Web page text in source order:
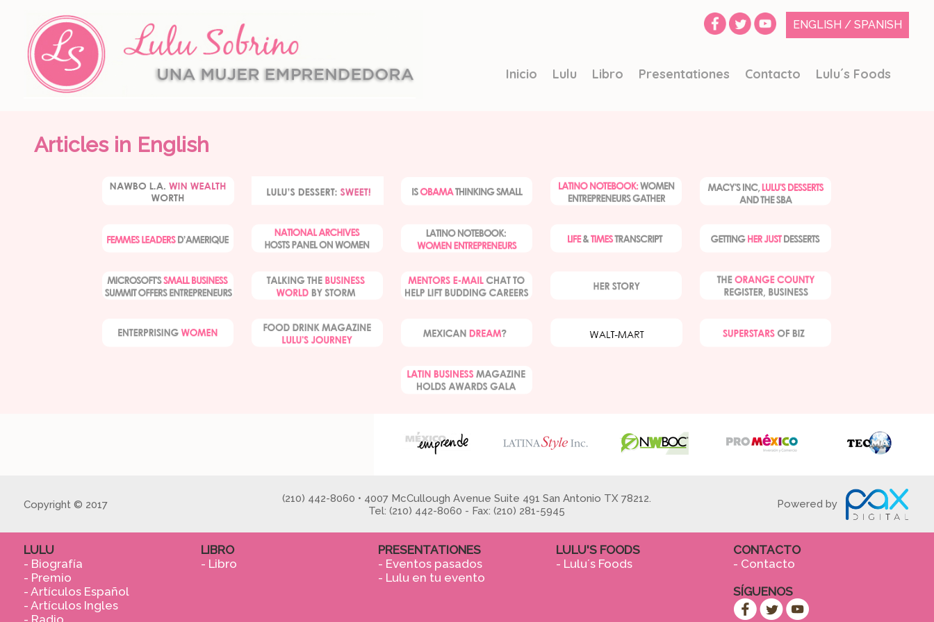
ENGLISH /SPANISH
Inicio Lulu Libro Presentationes Contacto Lulu´s Foods
Articles in English
Copyright © 2017
(210) 442-8060 • 4007 McCullough Avenue Suite 491 San Antonio TX 78212.
Tel: (210) 442-8060 - Fax: (210) 281-5945
Powered by
LULU
- Biografía
- Premio
- Artículos Español
- Artículos Ingles
- Radio
LIBRO
- Libro
PRESENTATIONES
- Eventos pasados
- Lulu en tu evento
LULU'S FOODS
- Lulu´s Foods
CONTACTO
- Contacto
SÍGUENOS